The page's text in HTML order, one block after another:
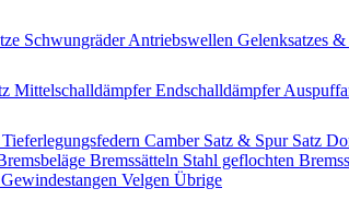
SchwungräderAntriebswellen Gelenksatzes
MittelschalldämpferEndschalldämpfer
Tieferlegungsfedern Camber Satz & Spur Satz
Bremssätteln Stahl geflochten
Gewindestangen Velgen Übrige